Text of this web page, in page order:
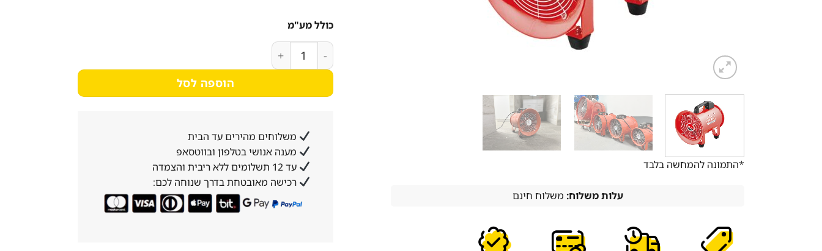
*התמונה להמחשה בלבד
עלות משלוח: משלוח חינם
כולל מע"מ
כמות של מפוח תעלה מתכתי ''8 SmartAir
הוספה לסל
משלוחים מהירים עד הבית
מענה אנושי בטלפון ובווטסאפ
עד 12 תשלומים ללא ריבית והצמדה
רכישה מאובטחת בדרך שנוחה לכם: